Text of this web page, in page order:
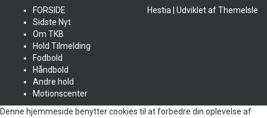
FORSIDE
Sidste Nyt
Om TKB
Hold Tilmelding
Fodbold
Håndbold
Andre hold
Motionscenter
Hestia | Udviklet afThemeIsle
Denne hjemmeside benytter cookies til at forbedre din oplevelse af